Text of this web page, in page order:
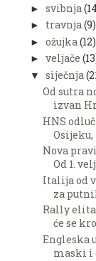
► svibnja
► travnja(9)
► ožujka (12)
► veljače
▼ siječnja
Od sutra
izvan
HNS
Osijeku,
Nova
Od 1.
Italija od
za
Rally elita
će se
Engleska
maski i